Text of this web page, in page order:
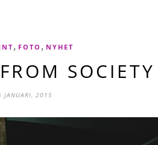
, FOTO , NYHET
SOCIETY
JANUARI, 2015